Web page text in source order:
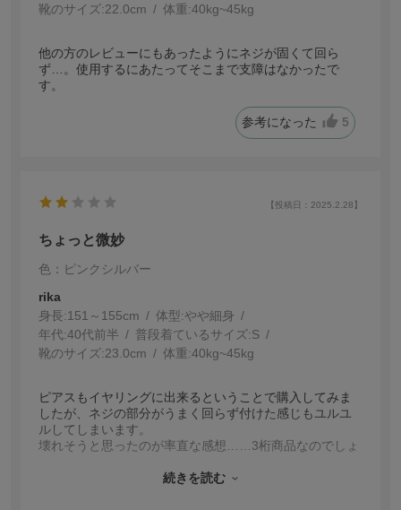
靴のサイズ:22.0cm 体重:40kg~45kg
他の方のレビューにもあったようにネジが固くて回ら
ず…。使用するにあたってそこまで支障はなかったで
す。
参考になった 5
【投稿日：2025.2.28】
ちょっと微妙
色：ピンクシルバー
rika
身長:151～155cm 体型:細身
年代:40代前半 普段着ているサイズ:S
靴のサイズ:23.0cm 体重:40kg~45kg
ピアスもイヤリングに出来るということで購入してみま
したが、ネジの部分がうまく回らず付けた感じもユルユ
ルしてしまいます。
壊れそうと思ったのが率直な感想……3桁商品なのでしょ
もう少し丁寧な作りだと嬉しいです。
続きを読む